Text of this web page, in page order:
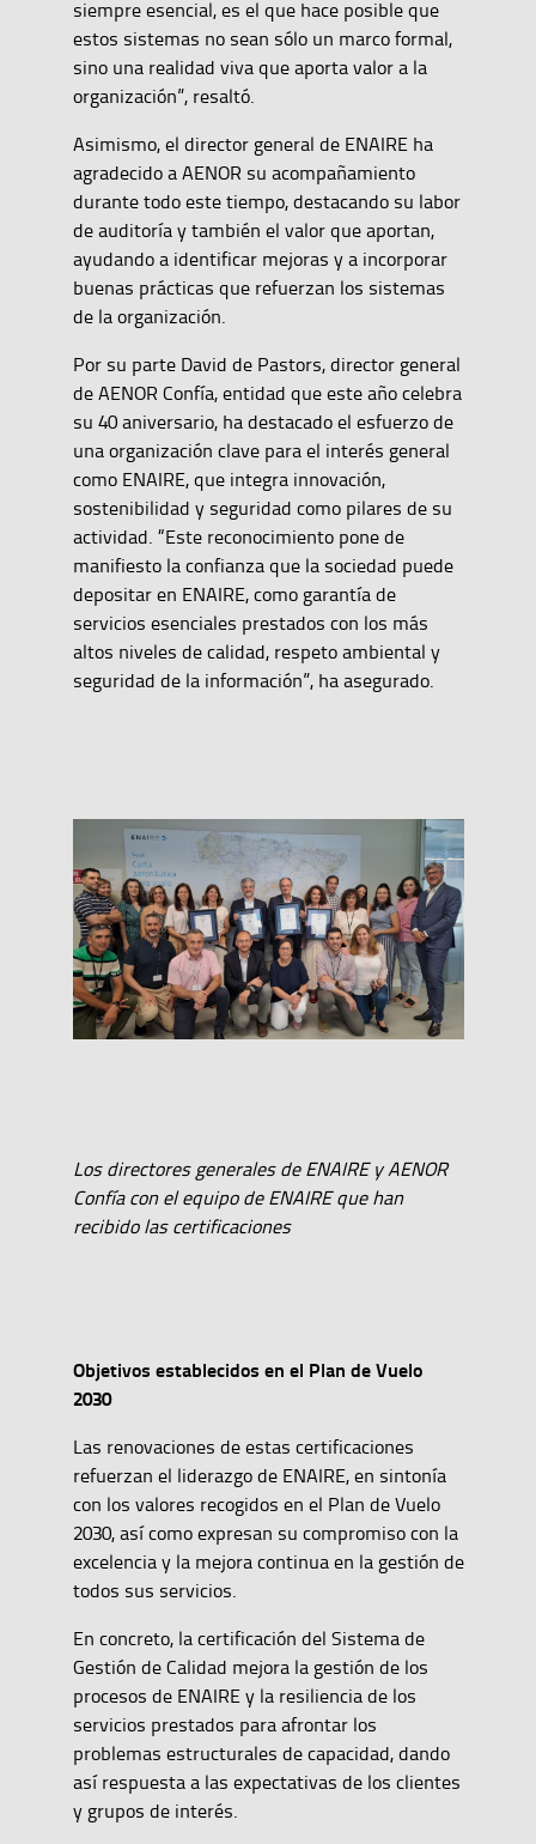
siempre esencial, es el que hace posible que
estos sistemas no sean sólo un marco formal,
sino una realidad viva que aporta valor a la
organización”, resaltó.
Asimismo, el director general de ENAIRE ha
agradecido a AENOR su acompañamiento
durante todo este tiempo, destacando su labor
de auditoría y también el valor que aportan,
ayudando a identificar mejoras y a incorporar
buenas prácticas que refuerzan los sistemas
de la organización.
Por su parte David de Pastors, director general
de AENOR Confía, entidad que este año celebra
su 40 aniversario, ha destacado el esfuerzo de
una organización clave para el interés general
como ENAIRE, que integra innovación,
sostenibilidad y seguridad como pilares de su
actividad. “Este reconocimiento pone de
manifiesto la confianza que la sociedad puede
depositar en ENAIRE, como garantía de
servicios esenciales prestados con los más
altos niveles de calidad, respeto ambiental y
seguridad de la información”, ha asegurado.
Los directores generales de ENAIRE y AENOR
Confía con el equipo de ENAIRE que han
recibido las certificaciones
Objetivos establecidos en el Plan de Vuelo
2030
Las renovaciones de estas certificaciones
refuerzan el liderazgo de ENAIRE, en sintonía
con los valores recogidos en el Plan de Vuelo
2030, así como expresan su compromiso con la
excelencia y la mejora continua en la gestión de
todos sus servicios.
En concreto, la certificación del Sistema de
Gestión de Calidad mejora la gestión de los
procesos de ENAIRE y la resiliencia de los
servicios prestados para afrontar los
problemas estructurales de capacidad, dando
así respuesta a las expectativas de los clientes
y grupos de interés.